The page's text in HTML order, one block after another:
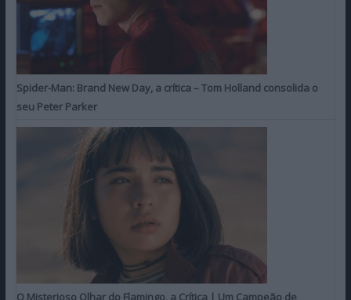
Spider-Man: Brand New Day, a crítica – Tom Holland consolida o
seu Peter Parker
O Misterioso Olhar do Flamingo, a Crítica | Um Campeão de